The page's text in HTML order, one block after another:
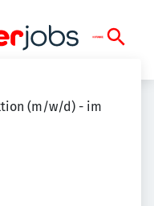
(m/w/d) - im